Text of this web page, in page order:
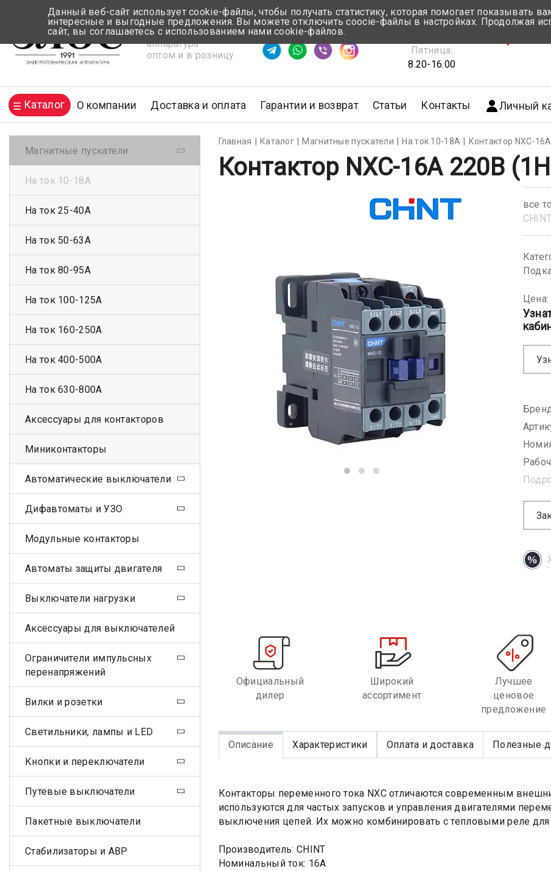
Электротехническая
аппаратура
оптом и в розницу
Время ответа ≈ 5 мин
Понедельник-Четверг:
Пятница:
8.20-16.00
Каталог О компании Доставка и оплата Гарантии и возврат Статьи Контакты Личный
Главная Каталог Магнитные пускатели На ток 10-18А Контактор NXC-
Контактор NXC-16A 220В
все
CHINT
Цена:
Официальный
дилер
Широкий
ассортимент
Лучшее
ценовое
предложение
Описание Характеристики Оплата и доставка Полезные
Контакторы переменного тока NXC отличаются современным
используются для частых запусков и управления двигателями
выключения цепей. Их можно комбинировать с тепловыми реле для
Производитель: CHINT
Номинальный ток: 16А
Магнитные пускатели
На ток 10-18А
На ток 25-40А
На ток 50-63А
На ток 80-95А
На ток 100-125А
На ток 160-250А
На ток 400-500А
На ток 630-800А
Аксессуары для контакторов
Миниконтакторы
Автоматические выключатели
Дифавтоматы и УЗО
Модульные контакторы
Автоматы защиты двигателя
Выключатели нагрузки
Аксессуары для выключателей
Ограничители импульсных
перенапряжений
Вилки и розетки
Светильники, лампы и LED
Кнопки и переключатели
Путевые выключатели
Пакетные выключатели
Стабилизаторы и АВР
Данный веб-сайт использует cookie-файлы, чтобы получать статистику, которая помогает показывать
интересные и выгодные предложения. Вы можете отключить coocie-файлы в настройках. Продолжая
сайт, вы соглашаетесь с использованием нами cookie-файлов.